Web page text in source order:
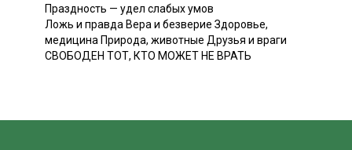
Праздность — удел слабых умов
Ложь и правда Вера и безверие Здоровье,
медицина Природа, животные Друзья и враги
СВОБОДЕН ТОТ, КТО МОЖЕТ НЕ ВРАТЬ